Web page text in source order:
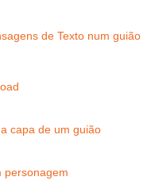
de Texto num guião
capa de um guião
personagem